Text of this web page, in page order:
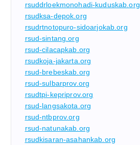
rsuddrloekmonohadi-kuduskab.org
rsudksa-depok.org
rsudrtnotopuro-sidoarjokab.org
rsud-sintang.org
rsud-cilacapkab.org
rsudkoja-jakarta.org
rsud-brebeskab.org
rsud-sulbarprov.org
rsudtpi-kepriprov.org
rsud-langsakota.org
rsud-ntbprov.org
rsud-natunakab.org
rsudkisaran-asahankab.org